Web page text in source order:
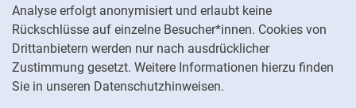
Analyse erfolgt anonymisiert und erlaubt keine
Rückschlüsse auf einzelne Besucher*innen. Cookies von
Drittanbietern werden nur nach ausdrücklicher
Zustimmung gesetzt. Weitere Informationen hierzu finden
Sie in unseren Datenschutzhinweisen.
Barrierefreiheit
Transparenter KI-Einsatz